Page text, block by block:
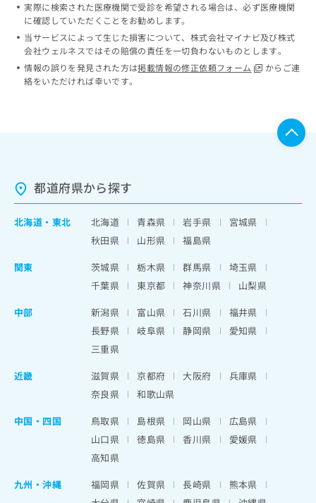
実際に検索された医療機関で受診を希望される場合は、必ず医療機関
に確認していただくことをお勧めします。
当サービスによって生じた損害について、株式会社マイナビ及び株式
会社ウェルネスではその賠償の責任を一切負わないものとします。
情報の誤りを発見された方は掲載情報の修正依頼フォーム
からご連
絡をいただければ幸いです。
都道府県から探す
北海道 ・ 東北 北海道 青森県 岩手県
宮城県
秋田県
山形県
福島県
関東
茨城県 栃木県 群馬県
埼玉県
千葉県
東京都 神奈川県
山梨県
中部
新潟県 富山県 石川県
福井県
長野県
岐阜県 静岡県
愛知県
三重県
近畿
滋賀県 京都府 大阪府
兵庫県
奈良県
和歌山県
中国・四国
鳥取県 島根県 岡山県
広島県
山口県
徳島県 香川県
愛媛県
高知県
九州・沖縄
福岡県 佐賀県 長崎県
熊本県